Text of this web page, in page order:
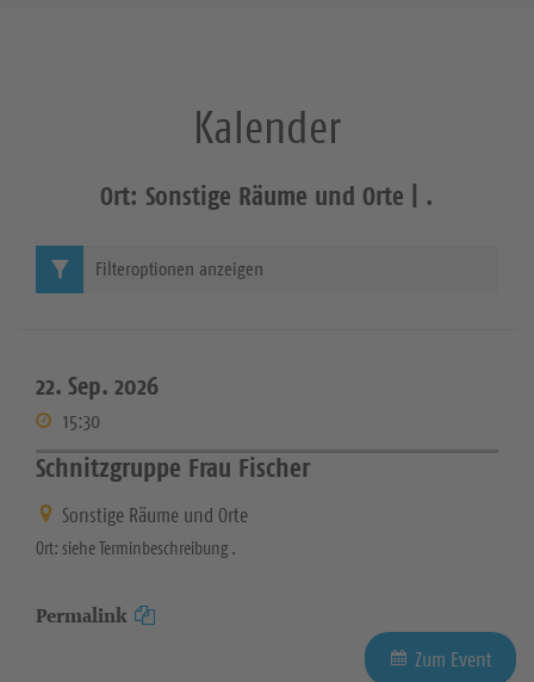
Kalender
Ort: Sonstige Räume und Orte | .
22. Sep. 2026
15:30
Schnitzgruppe Frau Fischer
Sonstige Räume und Orte
Ort: siehe Terminbeschreibung .
Permalink
Zum Event
Filteroptionen anzeigen